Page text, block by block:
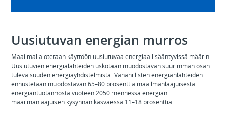
Uusiutuvan energian murros
Maailmalla otetaan käyttöön uusiutuvaa energiaa lisääntyvissä määrin.
Uusiutuvien energialähteiden uskotaan muodostavan suurimman osan
tulevaisuuden energiayhdistelmistä. Vähähiilisten energianlähteiden
ennustetaan muodostavan 65–80 prosenttia maailmanlaajuisesta
energiantuotannosta vuoteen 2050 mennessä energian
maailmanlaajuisen kysynnän kasvaessa 11–18 prosenttia.